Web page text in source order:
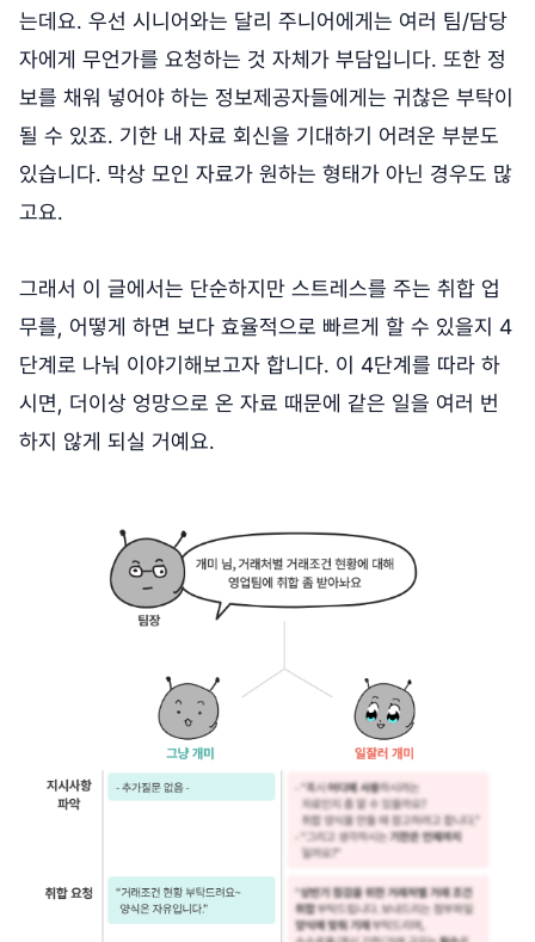
는데요. 우선 시니어와는 달리 주니어에게는 여러 팀/담당
자에게 무언가를 요청하는 것 자체가 부담입니다. 또한 정
보를 채워 넣어야 하는 정보제공자들에게는 귀찮은 부탁이
될 수 있죠. 기한 내 자료 회신을 기대하기 어려운 부분도
있습니다. 막상 모인 자료가 원하는 형태가 아닌 경우도 많
고요.
그래서 이 글에서는 단순하지만 스트레스를 주는 취합 업
무를, 어떻게 하면 보다 효율적으로 빠르게 할 수 있을지 4
단계로 나눠 이야기해보고자 합니다. 이 4단계를 따라 하
시면, 더이상 엉망으로 온 자료 때문에 같은 일을 여러 번
하지 않게 되실 거예요.